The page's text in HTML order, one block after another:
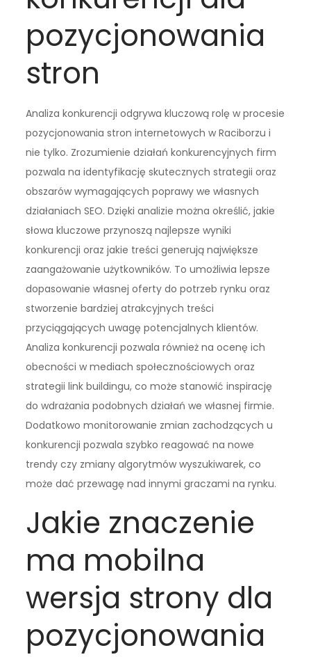
pozycjonowania
stron
Analiza konkurencji odgrywa kluczową rolę w procesie
pozycjonowania stron internetowych w Raciborzu i
nie tylko. Zrozumienie działań konkurencyjnych firm
pozwala na identyfikację skutecznych strategii oraz
obszarów wymagających poprawy we własnych
działaniach SEO. Dzięki analizie można określić, jakie
słowa kluczowe przynoszą najlepsze wyniki
konkurencji oraz jakie treści generują największe
zaangażowanie użytkowników. To umożliwia lepsze
dopasowanie własnej oferty do potrzeb rynku oraz
stworzenie bardziej atrakcyjnych treści
przyciągających uwagę potencjalnych klientów.
Analiza konkurencji pozwala również na ocenę ich
obecności w mediach społecznościowych oraz
strategii link buildingu, co może stanowić inspirację
do wdrażania podobnych działań we własnej firmie.
Dodatkowo monitorowanie zmian zachodzących u
konkurencji pozwala szybko reagować na nowe
trendy czy zmiany algorytmów wyszukiwarek, co
może dać przewagę nad innymi graczami na rynku.
Jakie znaczenie
ma mobilna
wersja strony dla
pozycjonowania